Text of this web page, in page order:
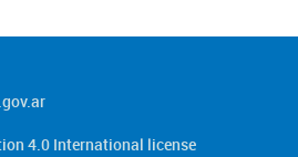
4.0 International license